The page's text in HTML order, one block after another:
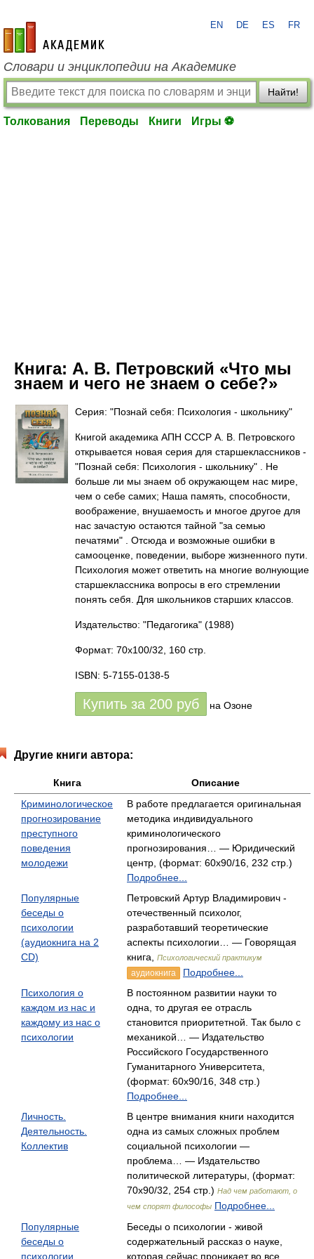
academic.ru
EN DE ES FR
Словари и энциклопедии на Академике
Найти!
Толкования Переводы Книги Игры ⚽
Книга: А. В. Петровский «Что мы
знаем и чего не знаем о себе?»
Серия: "Познай себя: Психология - школьнику"
Книгой академика АПН СССР А. В. Петровского
открывается новая серия для старшеклассников -
"Познай себя: Психология - школьнику" . Не
больше ли мы знаем об окружающем нас мире,
чем о себе самих; Наша память, способности,
воображение, внушаемость и многое другое для
нас зачастую остаются тайной "за семью
печатями" . Отсюда и возможные ошибки в
самооценке, поведении, выборе жизненного пути.
Психология может ответить на многие волнующие
старшеклассника вопросы в его стремлении
понять себя. Для школьников старших классов.
Издательство: "Педагогика" (1988)
Формат: 70x100/32, 160 стр.
ISBN: 5-7155-0138-5
Купить за 200 руб на Озоне
Другие книги автора:
Книга
Описание
Криминологическое
прогнозирование
преступного
поведения
молодежи
В работе предлагается оригинальная
методика индивидуального
криминологического
прогнозирования… — Юридический
центр, (формат: 60x90/16, 232 стр.)
Подробнее...
Популярные
беседы о
психологии
(аудиокнига на 2
CD)
Петровский Артур Владимирович -
отечественный психолог,
разработавший теоретические
аспекты психологии… — Говорящая
книга,
Психологический практикум
аудиокнига
Подробнее...
Психология о
каждом из нас и
каждому из нас о
психологии
В постоянном развитии науки то
одна, то другая ее отрасль
становится приоритетной. Так было с
механикой… — Издательство
Российского Государственного
Гуманитарного Университета,
(формат: 60x90/16, 348 стр.)
Подробнее...
Личность.
Деятельность.
Коллектив
В центре внимания книги находится
одна из самых сложных проблем
социальной психологии —
проблема… — Издательство
политической литературы, (формат:
70x90/32, 254 стр.) Над чем работают, о
чем спорят философы Подробнее...
Популярные
беседы о
психологии
Беседы о психологии - живой
содержательный рассказ о науке,
которая сейчас проникает во все